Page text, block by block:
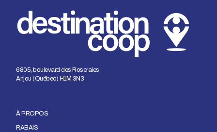
6805, boulevard des Roseraies
Anjou (Québec) H1M 3N3
À PROPOS
RABAIS